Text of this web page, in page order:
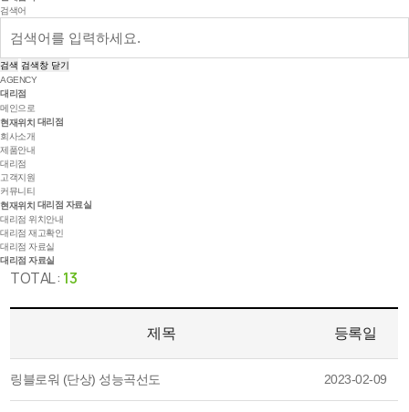
검색어
검색 검색창 닫기
AGENCY
대리점
메인으로
현재위치 대리점
회사소개
제품안내
대리점
고객지원
커뮤니티
현재위치 대리점 자료실
대리점 위치안내
대리점 재고확인
대리점 자료실
대리점 자료실
TOTAL : 13
제목 등록일
링블로워 (단상) 성능곡선도 2023-02-09